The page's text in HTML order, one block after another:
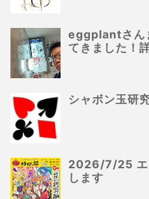
eggplantさん
てきました！
シャボン玉研
2026/7/25 エ
します